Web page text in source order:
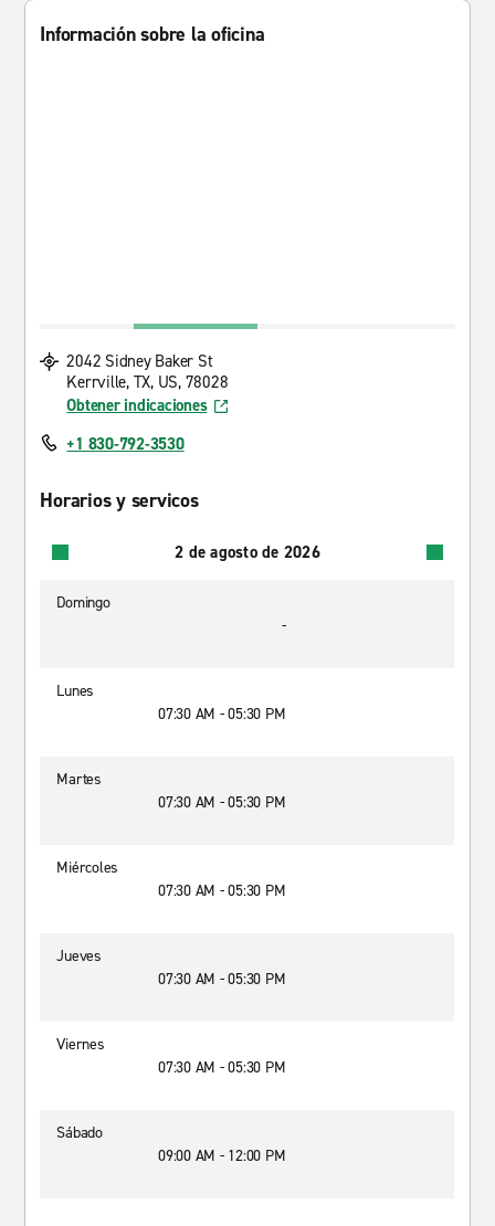
Información sobre la oficina
2042 Sidney Baker St
Kerrville, TX, US, 78028
Obtener indicaciones
+1 830-792-3530
Horarios y servicos
2 de agosto de 2026
Domingo
-
Lunes
07:30 AM - 05:30 PM
Martes
07:30 AM - 05:30 PM
Miércoles
07:30 AM - 05:30 PM
Jueves
07:30 AM - 05:30 PM
Viernes
07:30 AM - 05:30 PM
Sábado
09:00 AM - 12:00 PM